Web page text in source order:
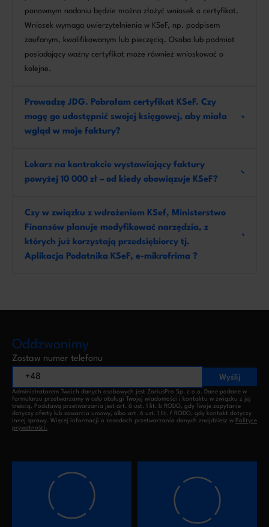
ponownym nadaniu będzie można złożyć wniosek o certyfikat.
Wniosek wymaga uwierzytelnienia w KSeF, np. podpisem
zaufanym, kwalifikowanym lub pieczęcią. Osoba lub podmiot
posiadający ważny certyfikat może również wnioskować o
kolejne.
Prowadzę JDG. Pobrałam certyfikat KSeF. Czy
mogę go udostępnić swojej księgowej, aby miała
wgląd w moje faktury?
Lekarz na kontrakcie wystawiający faktury
powyżej 10 000 zł – od kiedy obowiązuje KSeF?
Czy w związku z wdrożeniem KSef, Ministerstwo
Finansów planuje modyfikować narzędzia, z
których już korzystają przedsiębiorcy tj.
Aplikacja Podatnika KSeF, e-mikrofrima ?
Oddzwonimy
Zostaw numer telefonu
Wyślij
Administratorem Twoich danych osobowych jest ZoriusPro Sp. z o.o. Dane podane w
formularzu przetwarzamy w celu obsługi Twojej wiadomości i kontaktu w związku z jej
treścią. Podstawą przetwarzania jest art. 6 ust. 1 lit. b RODO, gdy Twoje zapytanie
dotyczy oferty lub zawarcia umowy, albo art. 6 ust. 1 lit. f RODO, gdy kontakt dotyczy
innej sprawy. Więcej informacji o zasadach przetwarzania danych znajdziesz w Polityce
prywatności.